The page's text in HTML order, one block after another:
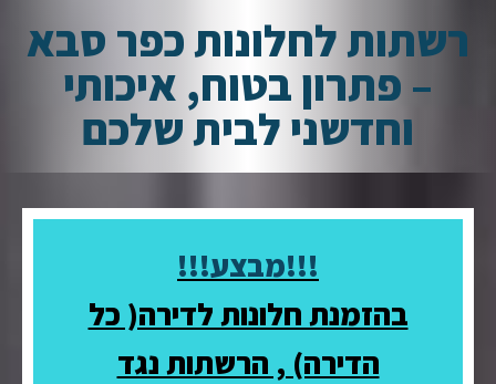
רשתות לחלונות כפר סבא
– פתרון בטוח, איכותי
וחדשני לבית שלכם
!!!מבצע!!!
בהזמנת חלונות לדירה( כל
הדירה) , הרשתות נגד